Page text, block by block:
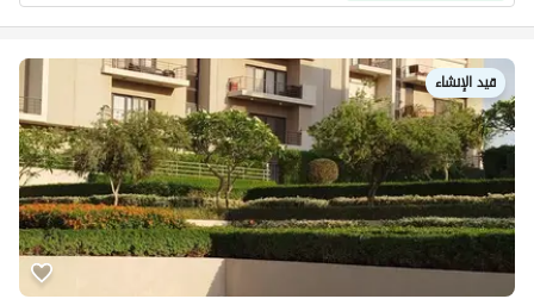
قيد الإنشاء